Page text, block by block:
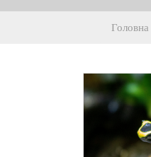
Головна